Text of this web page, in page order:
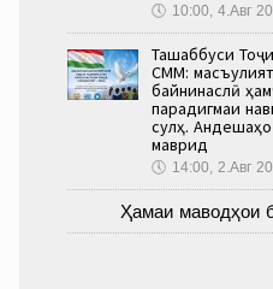
🕔 10:00, 4.Авг
Ташаббуси
СММ:
байнинаслӣ
парадигмаи
сулҳ.
маврид
🕔 14:00, 2.Авг
Ҳамаи маводҳои